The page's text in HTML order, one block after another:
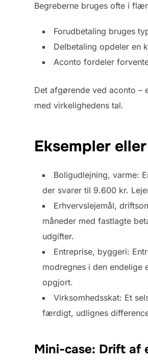
Begreberne bruges ofte i
Forudbetaling bruges
Delbetaling opdeler en
Aconto fordeler
Det afgørende ved aconto –
med virkelighedens tal.
Eksempler
Boligudlejning, varme:
der svarer til 9.600 kr.
Erhvervslejemål,
måneder med fastlagte
udgifter.
Entreprise, byggeri:
modregnes i den endelige
opgjort.
Virksomhedsskat: Et
færdigt, udlignes
Mini-case: Drift af